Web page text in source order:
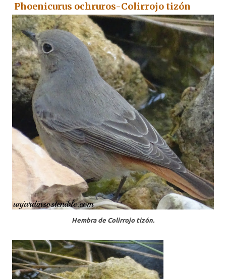
Phoenicurus ochruros-Colirrojo tizón
Hembra de Colirrojo tizón.